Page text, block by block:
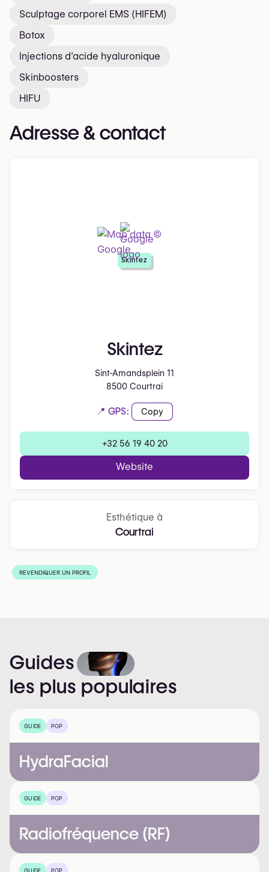
Sculptage corporel EMS (HIFEM)
Botox
Injections d’acide hyaluronique
Skinboosters
HIFU
Adresse & contact
Skintez
Sint-Amandsplein 11
8500 Courtrai
📍 GPS: Copy
+32 56 19 40 20
Website
Skintez
Esthétique à
Courtrai
REVENDIQUER UN PROFIL
Guides
les plus populaires
GUIDE POP
HydraFacial
GUIDE POP
Radiofréquence (RF)
GUIDE POP